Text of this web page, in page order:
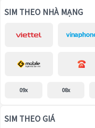
SIM THEO NHÀ MẠNG
09x 08x
SIM THEO GIÁ